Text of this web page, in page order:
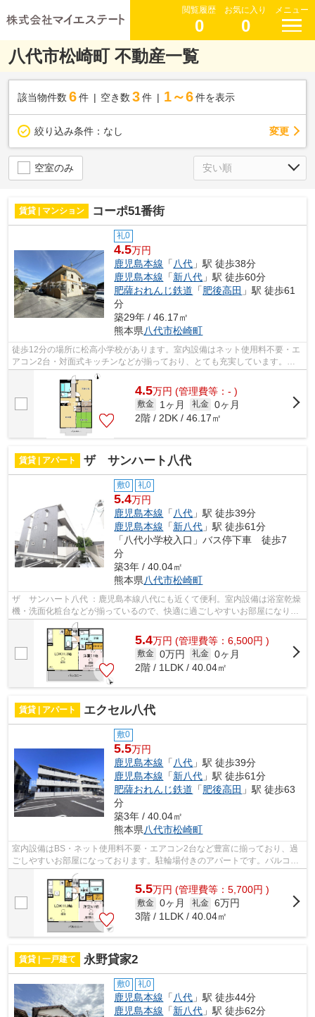
閲覧履歴
0
お気に入り
0
メニュー
八代市松崎町 不動産一覧
該当物件数 6件 空き数 3 件 1～6 件を表示
絞り込み条件： なし 変更
空室のみ
賃貸 | マンション コーポ51番街
礼0
4.5万円
鹿児島本線 「八代 」駅 徒歩38分
鹿児島本線 「新八代 」駅 徒歩60分
肥薩おれんじ鉄道 「肥後高田 」駅 徒歩61
分
築29年 / 46.17㎡
熊本県八代市松崎町
徒歩12分の場所に松高小学校があります。室内設備はネット使用料不要・エ
アコン2台・対面式キッチンなどが揃っており、とても充実しています。こ
だわり条件や特集が満載です。マイエス...
4.5万円 (管理費等：- )
敷金 1ヶ月 礼金 0ヶ月
2階 / 2DK / 46.17㎡
賃貸 | アパート ザ サンハート八代
敷0 礼0
5.4万円
鹿児島本線 「 八代 」駅 徒歩39分
鹿児島本線 「新八代 」駅 徒歩61分
「八代小学校入口」バス停下車 徒歩7
分
築3年 / 40.04㎡
熊本県八代市松崎町
ザ サンハート八代 ：鹿児島本線八代にも近くて便利。室内設備は浴室乾燥
機・洗面化粧台などが揃っているので、快適に過ごしやすいお部屋になりま
す。セキュリティ面は、TVインターホ...
5.4万円 (管理費等：6,500円 )
敷金 0万円 礼金 0ヶ月
2階 / 1LDK / 40.04㎡
賃貸 | アパート エクセル八代
敷0
5.5万円
鹿児島本線 「 八代 」駅 徒歩39分
鹿児島本線 「新八代 」駅 徒歩61分
肥薩おれんじ鉄道 「肥後高田 」駅 徒歩63
分
築3年 / 40.04㎡
熊本県八代市松崎町
室内設備はBS・ネット使用料不要・エアコン2台など豊富に揃っており、過
ごしやすいお部屋になっております。駐輪場付きのアパートです。バルコニ
ー付きのアパートで、用途に合わせて活...
5.5万円 (管理費等：5,700円 )
敷金 0ヶ月 礼金 6万円
3階 / 1LDK / 40.04㎡
賃貸 | 一戸建て 永野貸家2
敷0 礼0
鹿児島本線 「 八代 」駅 徒歩44分
鹿児島本線 「新八代 」駅 徒歩62分